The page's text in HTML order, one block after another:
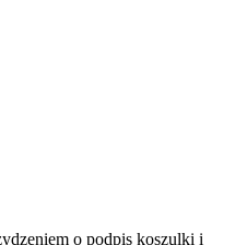
o podpis koszulki i